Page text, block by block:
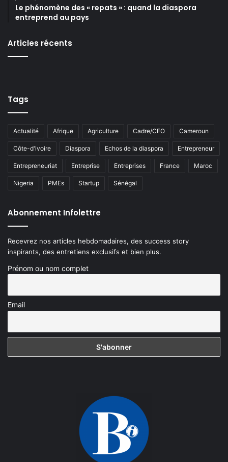
Le phénomène des « repats » : quand la diaspora
entreprend au pays
Articles récents
Tags
Actualité Afrique Agriculture Cadre/CEO Cameroun
Côte-d'ivoire Diaspora Echos de la diaspora Entrepreneur
Entrepreneuriat Entreprise Entreprises France Maroc
Nigeria PMEs Startup Sénégal
Abonnement Infolettre
Recevrez nos articles hebdomadaires, des success story
inspirants, des entretiens exclusifs et bien plus.
Prénom ou nom complet
Email